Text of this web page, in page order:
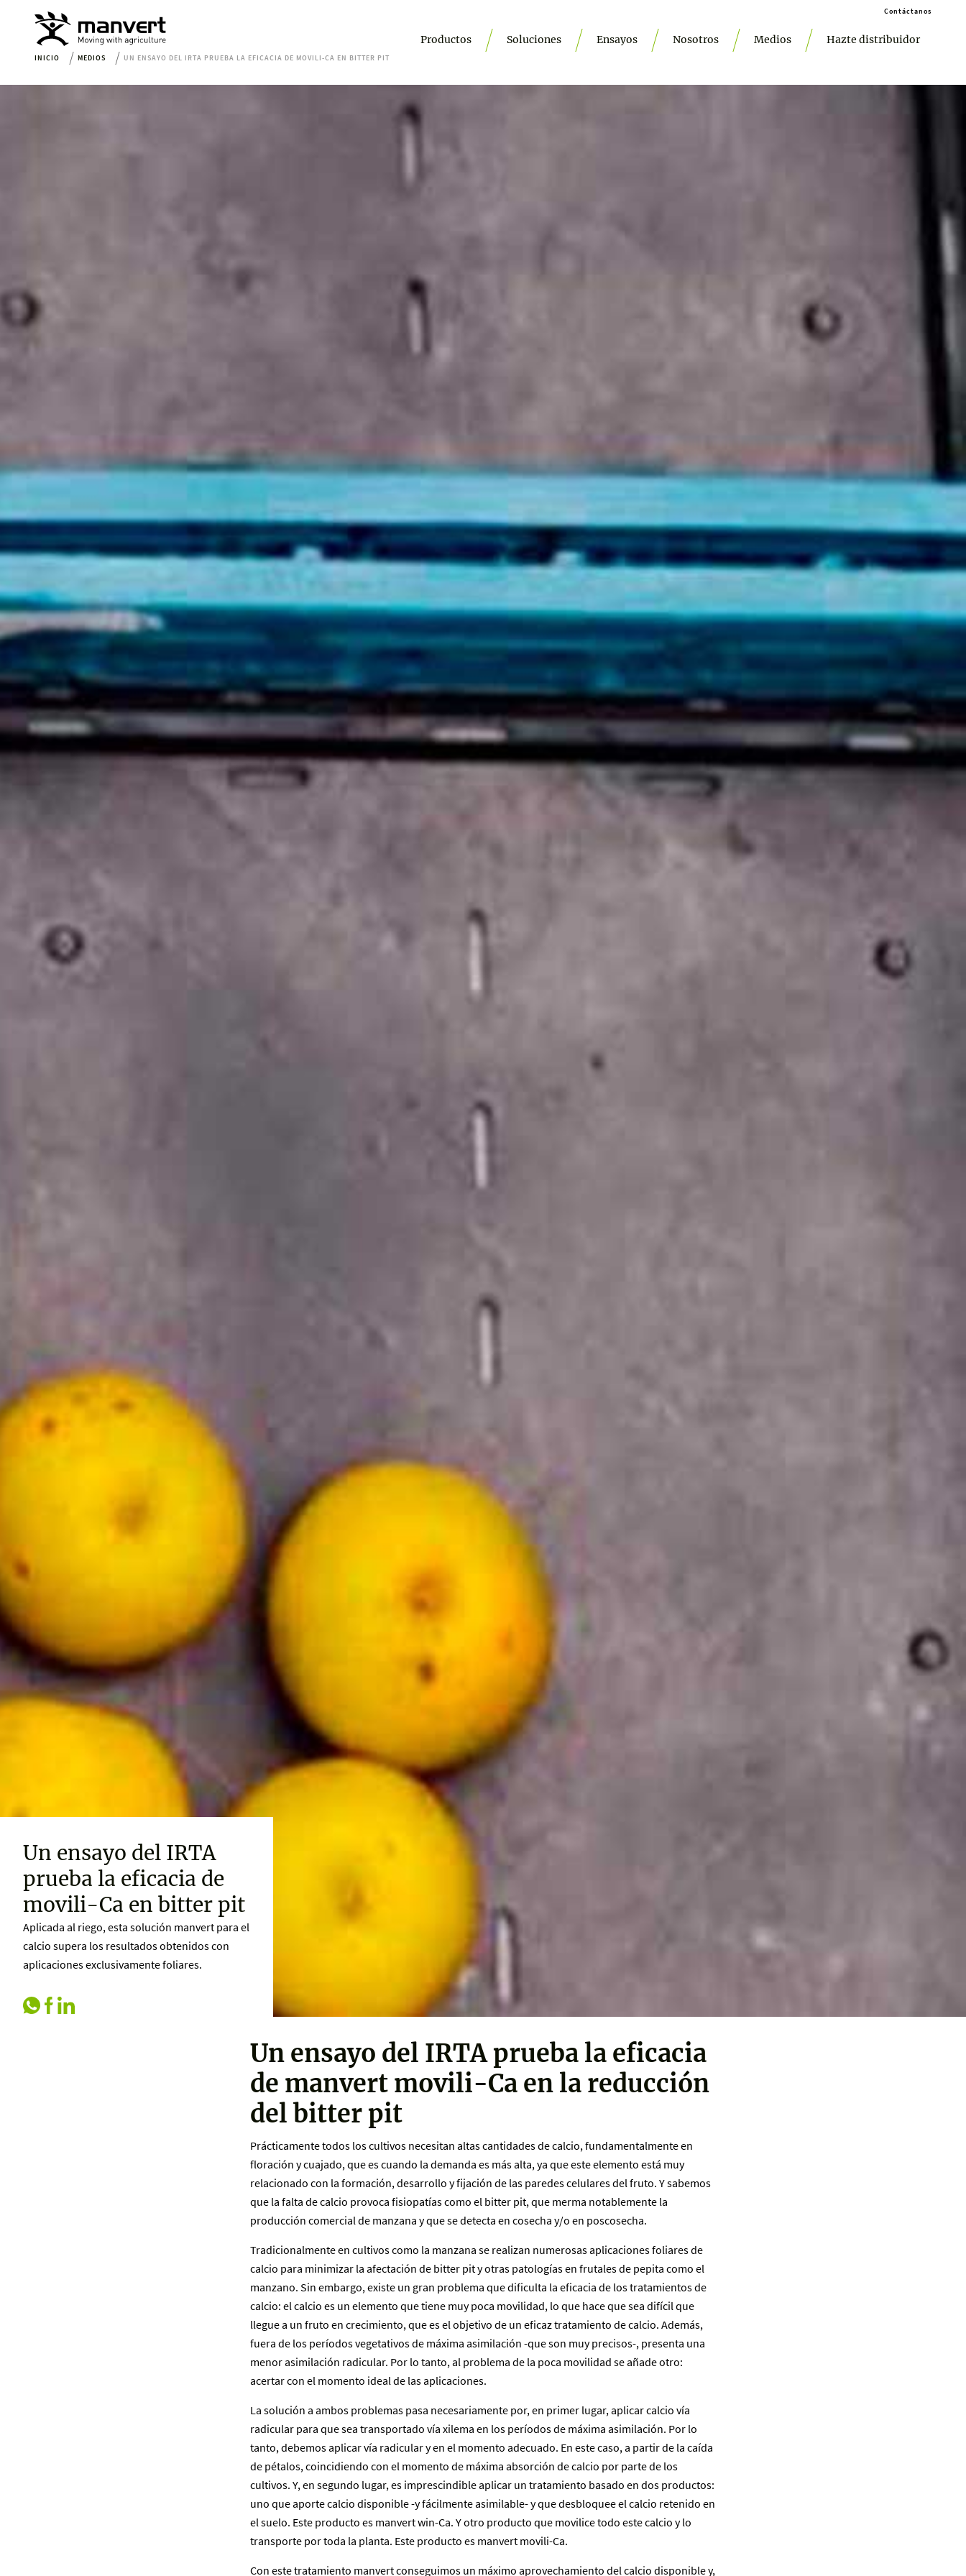
Contáctanos
Productos Soluciones Ensayos Nosotros Medios Hazte distribuidor
INICIO MEDIOS UN ENSAYO DEL IRTA PRUEBA LA EFICACIA DE MOVILI-CA EN BITTER PIT
Un ensayo del IRTA
prueba la eficacia de
movili-Ca en bitter pit
Aplicada al riego, esta solución manvert para el
calcio supera los resultados obtenidos con
aplicaciones exclusivamente foliares.
Un ensayo del IRTA prueba la eficacia
de manvert movili-Ca en la reducción
del bitter pit
Prácticamente todos los cultivos necesitan altas cantidades de calcio, fundamentalmente en
floración y cuajado, que es cuando la demanda es más alta, ya que este elemento está muy
relacionado con la formación, desarrollo y fijación de las paredes celulares del fruto. Y sabemos
que la falta de calcio provoca fisiopatías como el bitter pit, que merma notablemente la
producción comercial de manzana y que se detecta en cosecha y/o en poscosecha.
Tradicionalmente en cultivos como la manzana se realizan numerosas aplicaciones foliares de
calcio para minimizar la afectación de bitter pit y otras patologías en frutales de pepita como el
manzano. Sin embargo, existe un gran problema que dificulta la eficacia de los tratamientos de
calcio: el calcio es un elemento que tiene muy poca movilidad, lo que hace que sea difícil que
llegue a un fruto en crecimiento, que es el objetivo de un eficaz tratamiento de calcio. Además,
fuera de los períodos vegetativos de máxima asimilación -que son muy precisos-, presenta una
menor asimilación radicular. Por lo tanto, al problema de la poca movilidad se añade otro:
acertar con el momento ideal de las aplicaciones.
La solución a ambos problemas pasa necesariamente por, en primer lugar, aplicar calcio vía
radicular para que sea transportado vía xilema en los períodos de máxima asimilación. Por lo
tanto, debemos aplicar vía radicular y en el momento adecuado. En este caso, a partir de la caída
de pétalos, coincidiendo con el momento de máxima absorción de calcio por parte de los
cultivos. Y, en segundo lugar, es imprescindible aplicar un tratamiento basado en dos productos:
uno que aporte calcio disponible -y fácilmente asimilable- y que desbloquee el calcio retenido en
el suelo. Este producto es manvert win-Ca. Y otro producto que movilice todo este calcio y lo
transporte por toda la planta. Este producto es manvert movili-Ca.
Con este tratamiento manvert conseguimos un máximo aprovechamiento del calcio disponible y,